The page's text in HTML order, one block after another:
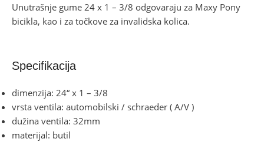
Unutrašnje gume 24 x 1 – 3/8 odgovaraju za Maxy Pony
bicikla, kao i za točkove za invalidska kolica.
Specifikacija
dimenzija: 24“ x 1 – 3/8
vrsta ventila: automobilski / schraeder ( A/V )
dužina ventila: 32mm
materijal: butil